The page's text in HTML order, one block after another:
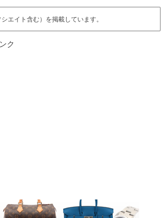
エイト含む）を掲載しています。
ク